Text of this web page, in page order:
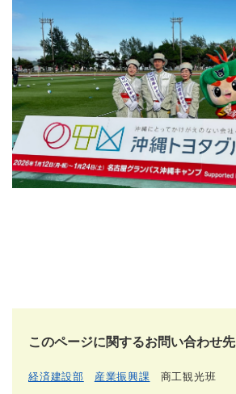
このページに関するお問い合わせ先
経済建設部 産業振興課 商工観光班